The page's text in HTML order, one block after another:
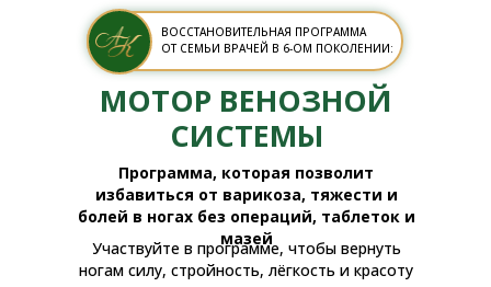
ВОССТАНОВИТЕЛЬНАЯ ПРОГРАММА
ОТ СЕМЬИ ВРАЧЕЙ В 6-ОМ ПОКОЛЕНИИ:
МОТОР ВЕНОЗНОЙ
СИСТЕМЫ
Программа, которая позволит
избавиться от варикоза, тяжести и
болей в ногах без операций, таблеток и
мазей
Участвуйте в программе, чтобы вернуть
ногам силу, стройность, лёгкость и красоту